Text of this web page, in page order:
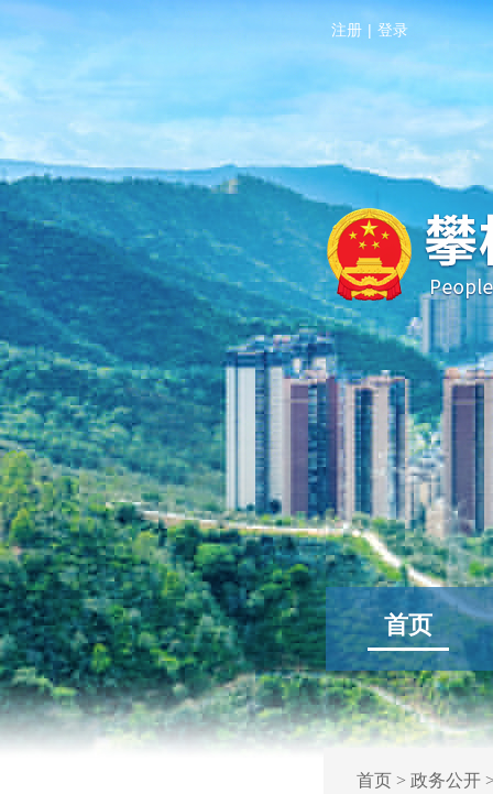
注册 | 登录
首页
首页> 政务公开